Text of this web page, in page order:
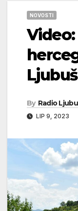
NOVOSTI
By Radio
LIP 9, 2023